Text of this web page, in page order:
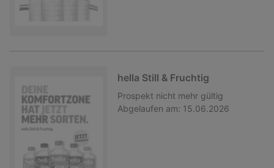
hella Still & Fruchtig
Prospekt nicht mehr gültig
Abgelaufen am: 15.06.2026